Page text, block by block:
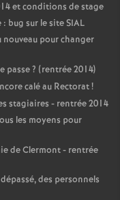
et conditions de stage
bug sur le site SIAL
pour changer
passe? (rentrée 2014)
calé au Rectorat!
stagiaires - rentrée 2014
les moyens pour
de Clermont - rentrée
des personnels